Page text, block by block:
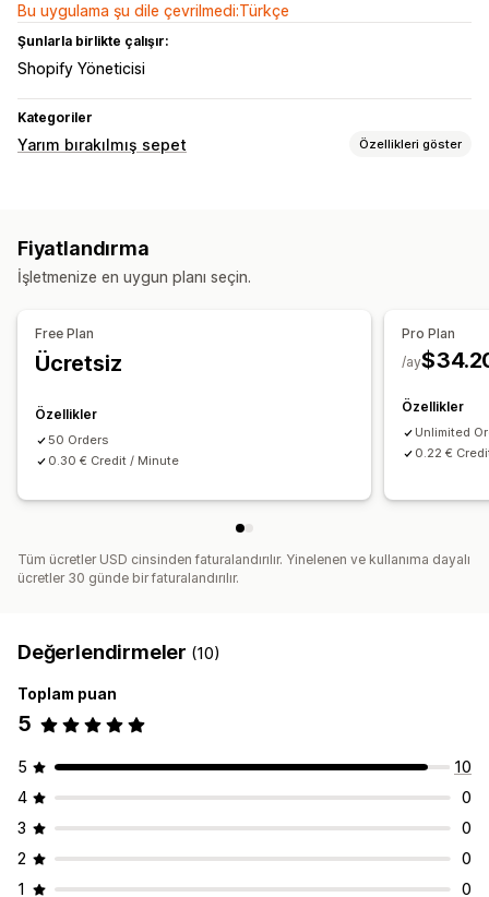
Bu uygulama şu dile çevrilmedi:Türkçe
Şunlarla birlikte çalışır:
Shopify Yöneticisi
Kategoriler
Yarım bırakılmış sepet Özellikleri göster
Görüntüleme seçenekleri
Fiyatlandırma
İşletmenize en uygun planı seçin.
Free Plan
Ücretsiz
Özellikler
50 Orders
0.30 € Credit / Minute
Pro Plan
/ay
Özellikler
Unlimited
0.22 €
Tüm ücretler USD cinsinden faturalandırılır. Yinelenen ve kullanıma dayalı
ücretler 30 günde bir faturalandırılır.
Değerlendirmeler (10)
Toplam puan
5
5
10
4
0
3
0
2
0
1
0